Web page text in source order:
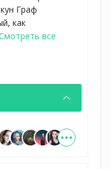
Граф
как
все